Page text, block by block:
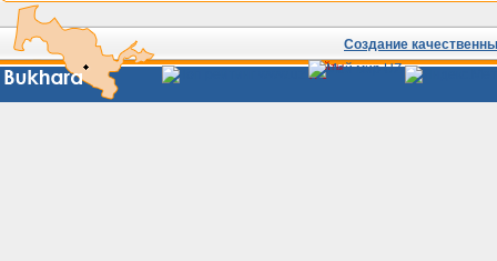
Создание
Сайты
Узбекистана